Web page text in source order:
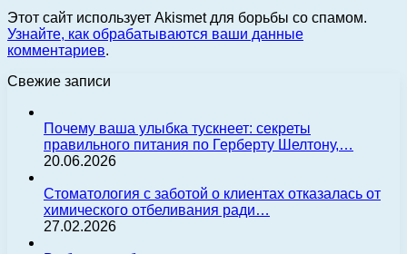
Этот сайт использует Akismet для борьбы со спамом.
Узнайте, как обрабатываются ваши данные
комментариев.
Свежие записи
Почему ваша улыбка тускнеет: секреты
правильного питания по Герберту Шелтону,…
20.06.2026
Стоматология с заботой о клиентах отказалась от
химического отбеливания ради…
27.02.2026